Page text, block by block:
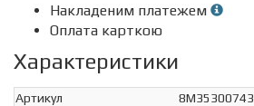
Накладеним платежем
Оплата карткою
Характеристики
Артикул
8M35300743